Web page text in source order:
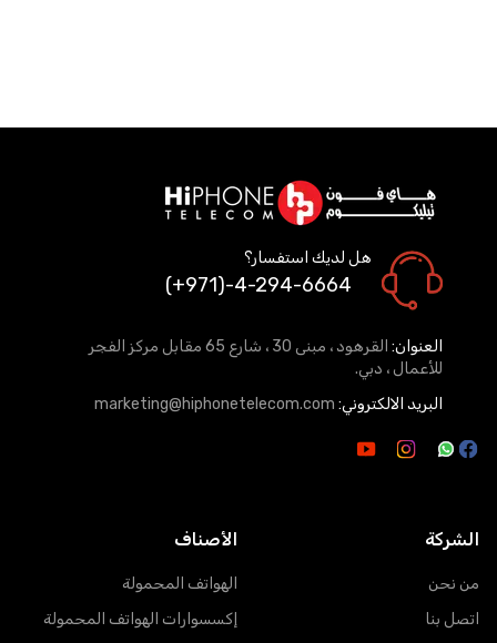
هل لديك استفسار؟
(+971)-4-294-6664
العنوان:
القرهود ، مبنى 30 ، شارع 65 مقابل مركز الفجر
للأعمال ، دبي.
البريد الالكتروني: marketing@hiphonetelecom.com
الشركة
من نحن
اتصل بنا
الأصناف
الهواتف المحمولة
إكسسوارات الهواتف المحمولة